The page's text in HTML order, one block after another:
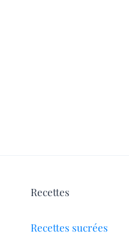
Recettes
Recettes sucrées